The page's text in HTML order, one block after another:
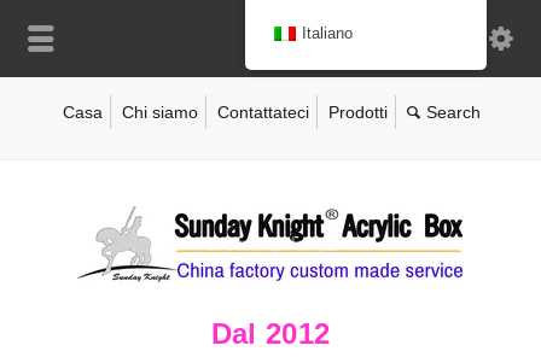
Casa Chi siamo Contattateci Prodotti
Dal 2012
Italiano